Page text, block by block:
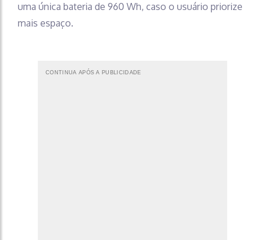
uma única bateria de 960 Wh, caso o usuário priorize
mais espaço.
CONTINUA APÓS A PUBLICIDADE